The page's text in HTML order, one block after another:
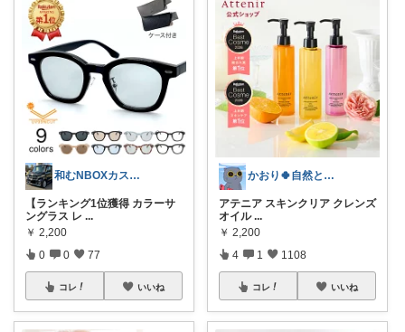
和むNBOXカスタム👍上限中🙇
【ランキング1位獲得 カラーサ
ングラス レ ...
￥ 2,200
0 0 77
コレ いいね
かおり🍀自然とやさしい暮らし🐑🍀
アテニア スキンクリア クレンズ
オイル...
￥ 2,200
4 1 1108
コレ いいね